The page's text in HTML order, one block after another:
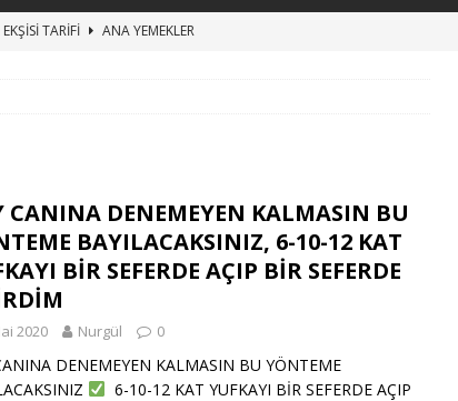
TARİFİ
ANA YEMEKLER
Kesme Aşı tarifi, etli mercimek aşı nasıl yapılır
ANA
CANINA DENEMEYEN KALMASIN BU
BAYILACAKSINIZ, 6-10-12 KAT
BİR SEFERDE AÇIP BİR SEFERDE
2020 Nurgül 0
DENEMEYEN KALMASIN BU YÖNTEME
6-10-12 KAT YUFKAYI BİR SEFERDE AÇIP